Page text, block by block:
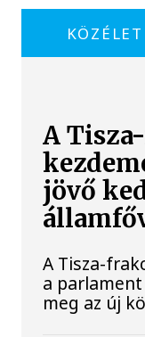
KÖZÉLET
A
jövő
A Tisza-
a
meg az új